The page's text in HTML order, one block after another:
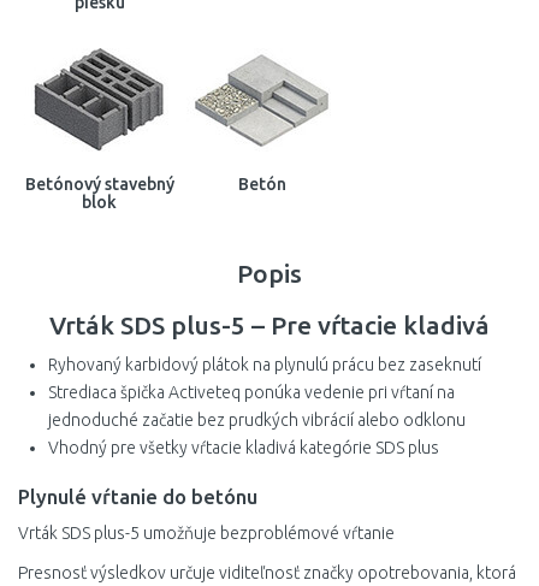
Betónový stavebný
blok
Betón
Popis
Vrták SDS plus-5 – Pre vŕtacie kladivá
Ryhovaný karbidový plátok na plynulú prácu bez zaseknutí
Strediaca špička Activeteq ponúka vedenie pri vŕtaní na
jednoduché začatie bez prudkých vibrácií alebo odklonu
Vhodný pre všetky vŕtacie kladivá kategórie SDS plus
Plynulé vŕtanie do betónu
Vrták SDS plus-5 umožňuje bezproblémové vŕtanie
Presnosť výsledkov určuje viditeľnosť značky opotrebovania, ktorá